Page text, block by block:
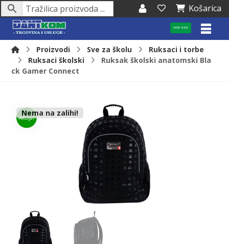
Košarica
WEB SHOP
Proizvodi Sve za školu
Ruksaci i torbe
Ruksaci školski
Ruksak školski anatomski Bla
ck Gamer Connect
Akcija!
Nema na zalihi!